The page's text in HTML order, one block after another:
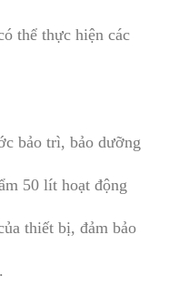
thể thực hiện các
bảo trì, bảo dưỡng
50 lít hoạt động
thiết bị, đảm bảo